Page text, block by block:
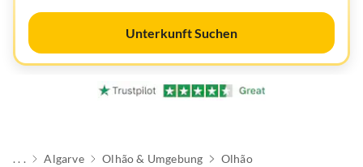
Unterkunft Suchen
. . . Algarve Olhão & Umgebung Olhão